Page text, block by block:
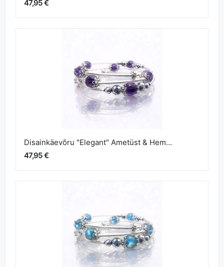
47,95 €
Disainkäevõru "Elegant" Ametüst & Hem...
47,95 €